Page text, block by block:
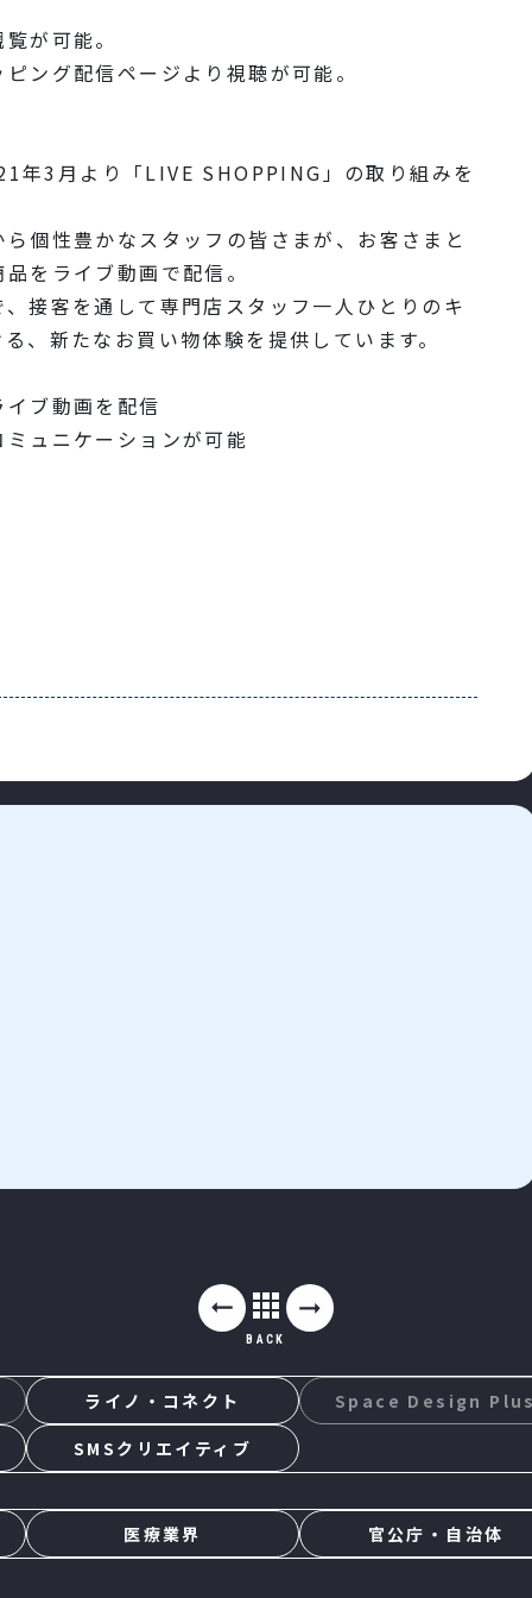
が可能。
ング配信ページより視聴が可能。
年3月より「LIVE SHOPPING」の取り組みを
個性豊かなスタッフの皆さまが、お客さまと
をライブ動画で配信。
接客を通して専門店スタッフ一人ひとりのキ
、新たなお買い物体験を提供しています。
ブ動画を配信
ュニケーションが可能
BACK
ライノ・コネクト
Space Design
SMSクリエイティブ
医療業界 官公庁・自治体